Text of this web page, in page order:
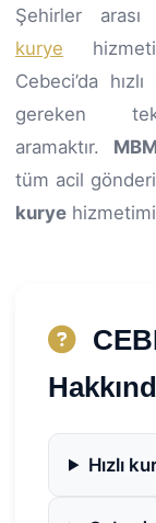
Şehirler
kurye
Cebeci’da
gereken
aramaktır.
tüm acil gönderi
kurye
Hızlı